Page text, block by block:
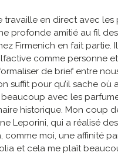
travaille en direct avec les
profonde amitié au fil
Firmenich en fait partie.
comme personne et
de brief entre
suffit pour qu’il sache où
avec les
historique. Mon coup
Leporini, qui a réalisé
comme moi, une affinité
et cela me plaît